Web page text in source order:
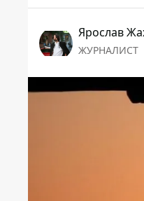
Ярослав
ЖУРНАЛИСТ